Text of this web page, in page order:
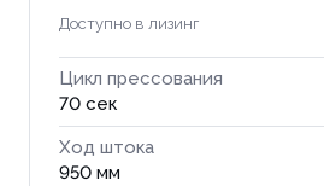
Доступно в лизинг
Цикл прессования
70 сек
Ход штока
950 мм